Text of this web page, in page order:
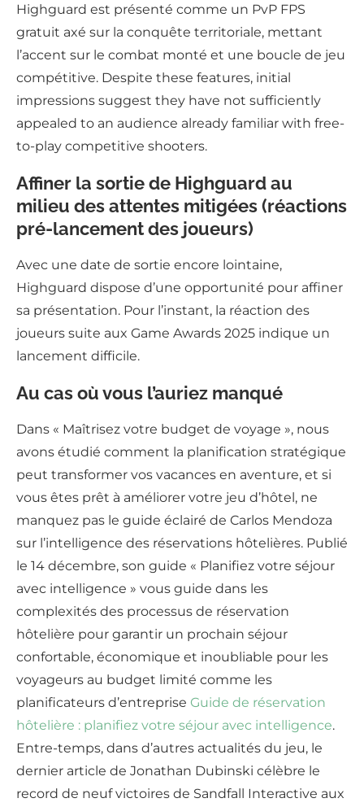
Highguard est présenté comme un PvP FPS
gratuit axé sur la conquête territoriale, mettant
l’accent sur le combat monté et une boucle de jeu
compétitive. Despite these features, initial
impressions suggest they have not sufficiently
appealed to an audience already familiar with free-
to-play competitive shooters.
Affiner la sortie de Highguard au
milieu des attentes mitigées (réactions
pré-lancement des joueurs)
Avec une date de sortie encore lointaine,
Highguard dispose d’une opportunité pour affiner
sa présentation. Pour l’instant, la réaction des
joueurs suite aux Game Awards 2025 indique un
lancement difficile.
Au cas où vous l’auriez manqué
Dans « Maîtrisez votre budget de voyage », nous
avons étudié comment la planification stratégique
peut transformer vos vacances en aventure, et si
vous êtes prêt à améliorer votre jeu d’hôtel, ne
manquez pas le guide éclairé de Carlos Mendoza
sur l’intelligence des réservations hôtelières. Publié
le 14 décembre, son guide « Planifiez votre séjour
avec intelligence » vous guide dans les
complexités des processus de réservation
hôtelière pour garantir un prochain séjour
confortable, économique et inoubliable pour les
voyageurs au budget limité comme les
planificateurs d’entreprise Guide de réservation
hôtelière : planifiez votre séjour avec intelligence.
Entre-temps, dans d’autres actualités du jeu, le
dernier article de Jonathan Dubinski célèbre le
record de neuf victoires de Sandfall Interactive aux